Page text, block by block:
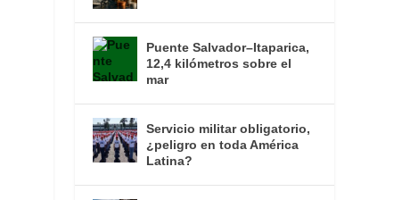
Puente Salvador–Itaparica,
12,4 kilómetros sobre el
mar
Servicio militar obligatorio,
¿peligro en toda América
Latina?